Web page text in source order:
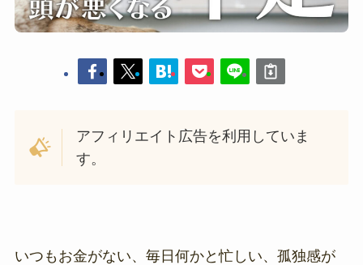
アフィリエイト広告を利用していま
す。
いつもお金がない、毎日何かと忙しい、孤独感が